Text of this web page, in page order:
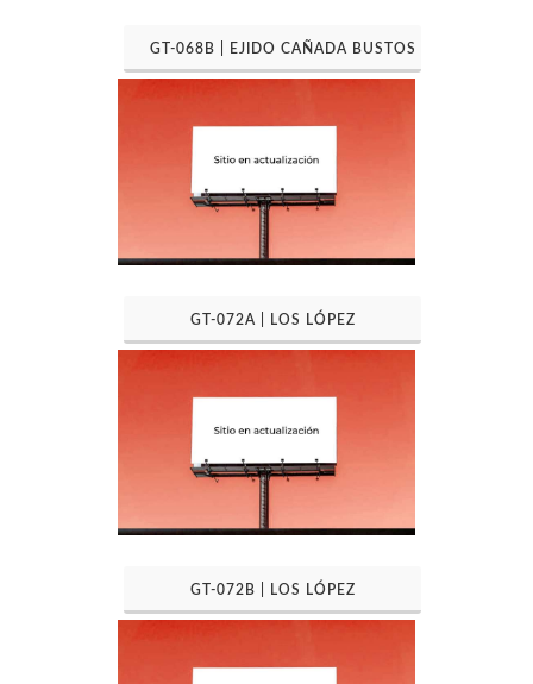
GT-068B | EJIDO CAÑADA BUSTOS
GT-072A | LOS LÓPEZ
GT-072B | LOS LÓPEZ